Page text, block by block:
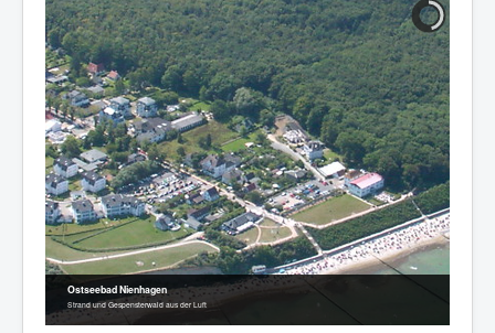
Ostseebad Nienhagen
Strand und Gespensterwald aus der Luft